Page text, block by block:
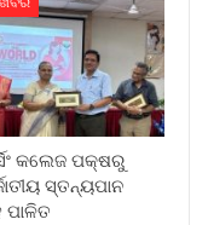
କଲେଜ ପକ୍ଷରୁ
ସ୍ତନ୍ୟପାନ
ପାଳିତ